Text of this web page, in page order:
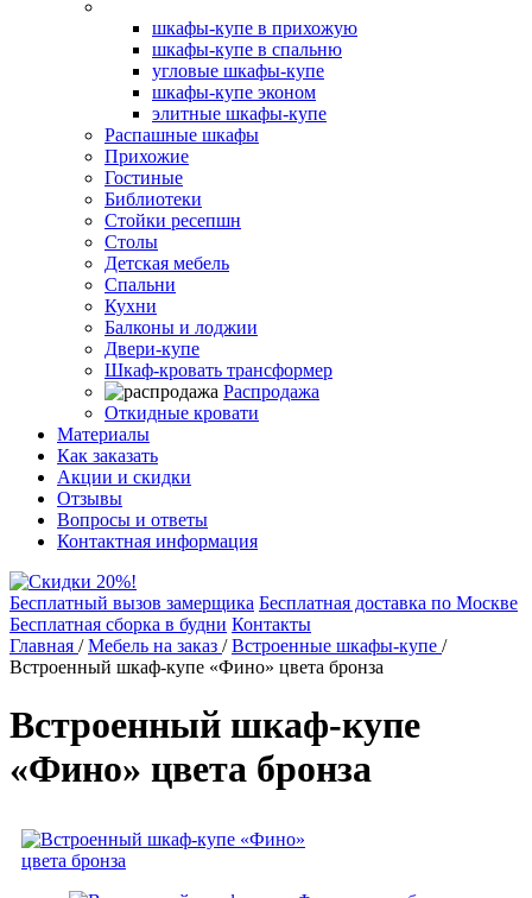
шкафы-купе в прихожую
шкафы-купе в спальню
угловые шкафы-купе
шкафы-купе эконом
элитные шкафы-купе
Распашные шкафы
Прихожие
Гостиные
Библиотеки
Стойки ресепшн
Столы
Детская мебель
Спальни
Кухни
Балконы и лоджии
Двери-купе
Шкаф-кровать трансформер
Распродажа
Откидные кровати
Материалы
Как заказать
Акции и скидки
Отзывы
Вопросы и ответы
Контактная информация
Бесплатный вызов замерщика Бесплатная доставка по Москве
Бесплатная сборка в будни Контакты
Главная /Мебель на заказ /Встроенные шкафы-купе /
Встроенный шкаф-купе «Фино» цвета бронза
Встроенный шкаф-купе
«Фино» цвета бронза